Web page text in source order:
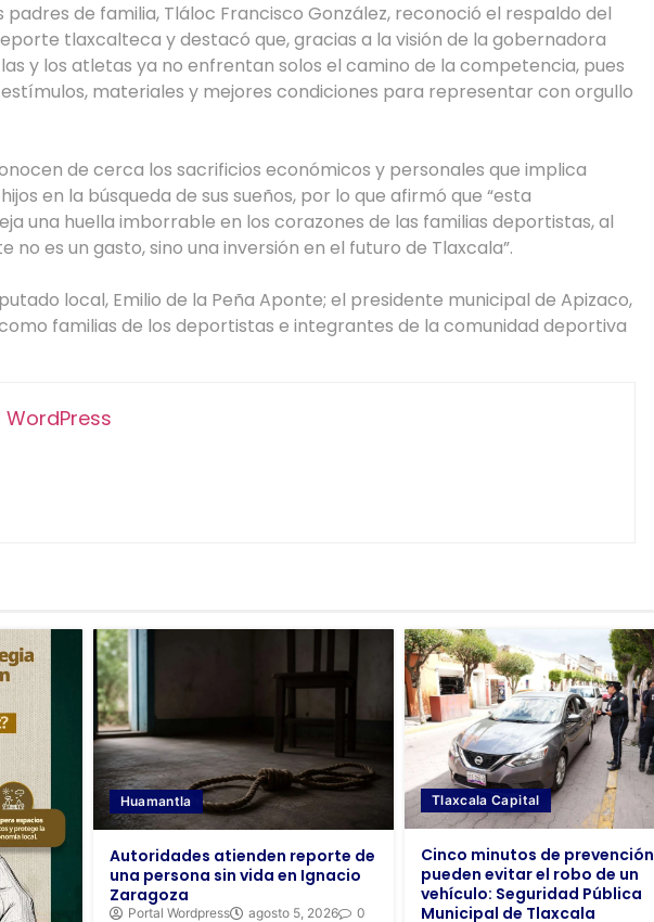
de familia, Tláloc Francisco González, reconoció el respaldo del
tlaxcalteca y destacó que, gracias a la visión de la gobernadora
y los atletas ya no enfrentan solos el camino de la competencia, pues
materiales y mejores condiciones para representar con orgullo
de cerca los sacrificios económicos y personales que implica
en la búsqueda de sus sueños, por lo que afirmó que “esta
una huella imborrable en los corazones de las familias deportistas, al
es un gasto, sino una inversión en el futuro de Tlaxcala”.
local, Emilio de la Peña Aponte; el presidente municipal de Apizaco,
familias de los deportistas e integrantes de la comunidad deportiva
WordPress
Huamantla
Autoridades atienden reporte de
una persona sin vida en Ignacio
Zaragoza
Portal Wordpress agosto 5, 2026 0
Tlaxcala Capital
Cinco minutos de prevención
pueden evitar el robo de un
vehículo: Seguridad Pública
Municipal de Tlaxcala